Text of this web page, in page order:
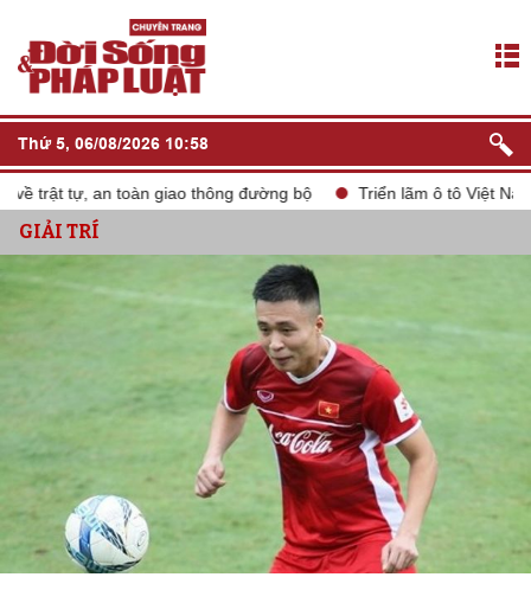
Thứ 5, 06/08/2026 10:58
tự, an toàn giao thông đường bộ Triển lãm ô tô Việt Nam
GIẢI TRÍ